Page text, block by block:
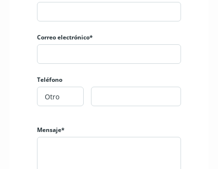
Correo electrónico*
Teléfono
Mensaje*